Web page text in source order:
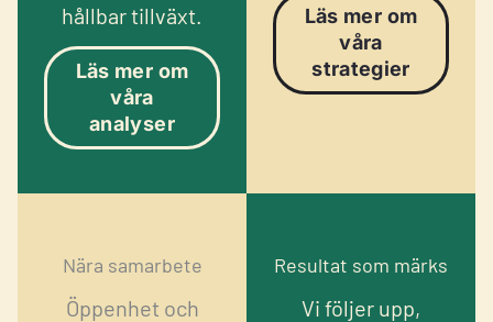
hållbar tillväxt.
Läs mer om
våra
analyser
Läs mer om
våra
strategier
Nära samarbete
Öppenhet och
Resultat som märks
Vi följer upp,